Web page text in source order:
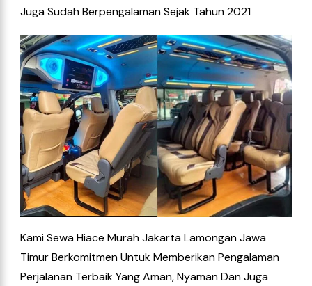
Juga Sudah Berpengalaman Sejak Tahun 2021
Kami Sewa Hiace Murah Jakarta Lamongan Jawa
Timur Berkomitmen Untuk Memberikan Pengalaman
Perjalanan Terbaik Yang Aman, Nyaman Dan Juga